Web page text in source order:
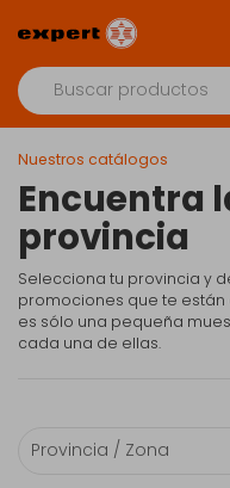
Nuestros catálogos
Encuentra
provincia
Selecciona tu provincia y
promociones que te están
es sólo una pequeña
cada una de ellas.